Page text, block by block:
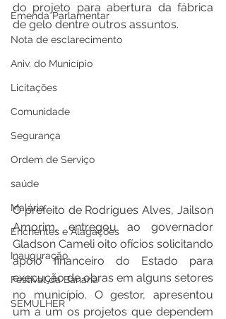
Emenda Parlamentar
Nota de esclarecimento
Aniv. do Município
Licitações
Comunidade
Segurança
Ordem de Serviço
saúde
Malária
Enchentes e Alagações
Inauguração
Festival da Banana
SEMULHER
do projeto para abertura da fábrica
de gelo dentre outros assuntos.
O prefeito de Rodrigues Alves, Jailson
Amorim, entregou ao governador
Gladson Cameli oito ofícios solicitando
apoio financeiro do Estado para
execução de obras em alguns setores
no município. O gestor, apresentou
um a um os projetos que dependem